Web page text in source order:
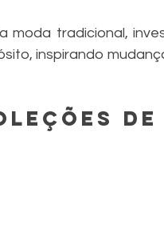
moda tradicional,
inspirando